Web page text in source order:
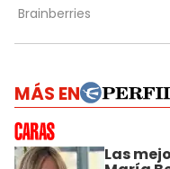
MÁS EN
Las